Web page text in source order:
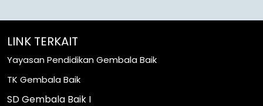
LINK TERKAIT
Yayasan Pendidikan Gembala Baik
TK Gembala Baik
SD Gembala Baik I